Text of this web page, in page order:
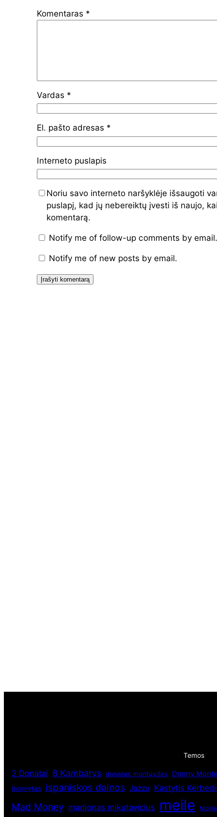
Komentaras *
Vardas *
El. pašto adresas *
Interneto puslapis
Noriu savo interneto naršyklėje išsaugoti
puslapį, kad jų nebereiktų įvesti iš naujo,
komentarą.
Notify me of follow-up comments by email.
Notify me of new posts by email.
Temos
2 Donatai 8 Kambarys donatas montvydas Donny
Ironvytas ispaniskos dainos Jazzu Kastytis
Mad Money marijonas mikutavicius meile